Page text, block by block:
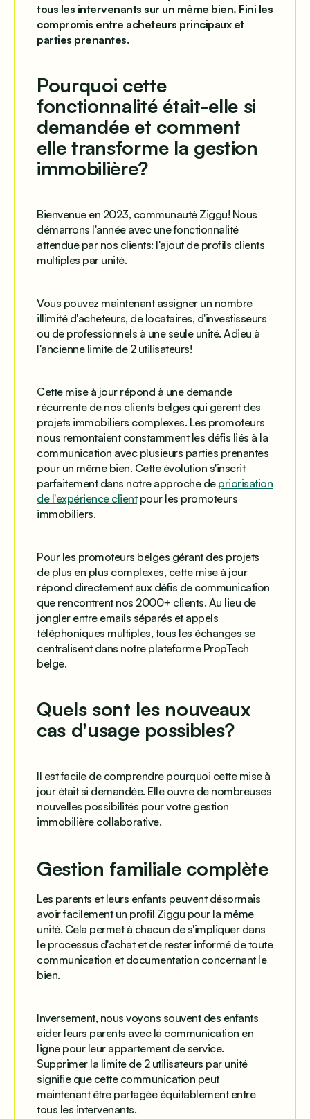
tous les intervenants sur un même bien. Fini les
compromis entre acheteurs principaux et
parties prenantes.
Pourquoi cette
fonctionnalité était-elle si
demandée et comment
elle transforme la gestion
immobilière?
Bienvenue en 2023, communauté Ziggu! Nous
démarrons l'année avec une fonctionnalité
attendue par nos clients: l'ajout de profils clients
multiples par unité.
Vous pouvez maintenant assigner un nombre
illimité d'acheteurs, de locataires, d'investisseurs
ou de professionnels à une seule unité. Adieu à
l'ancienne limite de 2 utilisateurs!
Cette mise à jour répond à une demande
récurrente de nos clients belges qui gèrent des
projets immobiliers complexes. Les promoteurs
nous remontaient constamment les défis liés à la
communication avec plusieurs parties prenantes
pour un même bien. Cette évolution s'inscrit
parfaitement dans notre approche de priorisation
de l'expérience clientpour les promoteurs
immobiliers.
Pour les promoteurs belges gérant des projets
de plus en plus complexes, cette mise à jour
répond directement aux défis de communication
que rencontrent nos 2000+ clients. Au lieu de
jongler entre emails séparés et appels
téléphoniques multiples, tous les échanges se
centralisent dans notre plateforme PropTech
belge.
Quels sont les nouveaux
cas d'usage possibles?
Il est facile de comprendre pourquoi cette mise à
jour était si demandée. Elle ouvre de nombreuses
nouvelles possibilités pour votre gestion
immobilière collaborative.
Gestion familiale complète
Les parents et leurs enfants peuvent désormais
avoir facilement un profil Ziggu pour la même
unité. Cela permet à chacun de s'impliquer dans
le processus d'achat et de rester informé de toute
communication et documentation concernant le
bien.
Inversement, nous voyons souvent des enfants
aider leurs parents avec la communication en
ligne pour leur appartement de service.
Supprimer la limite de 2 utilisateurs par unité
signifie que cette communication peut
maintenant être partagée équitablement entre
tous les intervenants.